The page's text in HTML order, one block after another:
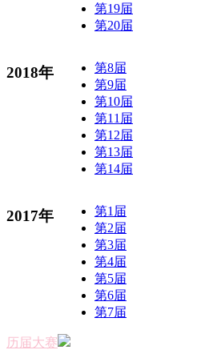
第19届
第20届
2018年
第8届
第9届
第10届
第11届
第12届
第13届
第14届
2017年
第1届
第2届
第3届
第4届
第5届
第6届
第7届
历届大赛